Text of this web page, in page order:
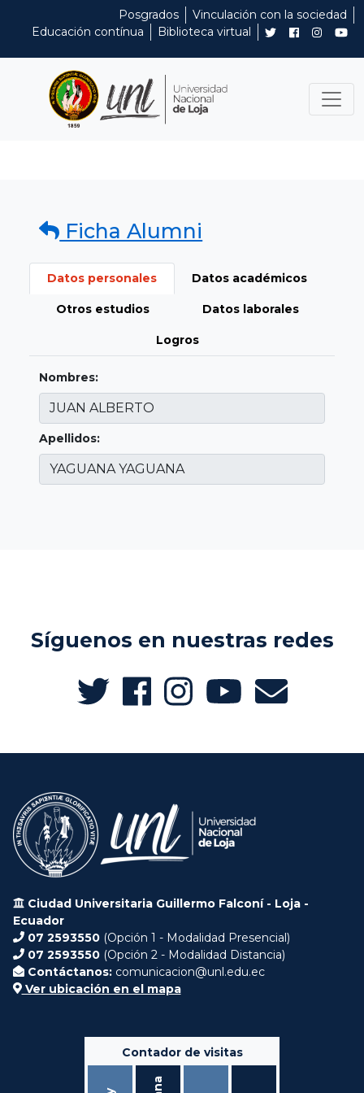
Posgrados
Vinculación con la sociedad
Educación contínua
Biblioteca virtual
Ficha Alumni
Datos personales Datos académicos
Otros estudios Datos laborales
Logros
Nombres:
Apellidos:
Síguenos en nuestras redes
Ciudad Universitaria Guillermo Falconí - Loja -
Ecuador
07 2593550 (Opción 1 - Modalidad Presencial)
07 2593550 (Opción 2 - Modalidad Distancia)
Contáctanos: comunicacion@unl.edu.ec
Ver ubicación en el mapa
Contador de visitas